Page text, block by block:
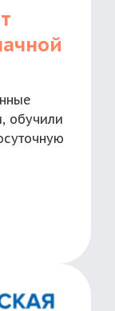
обучили